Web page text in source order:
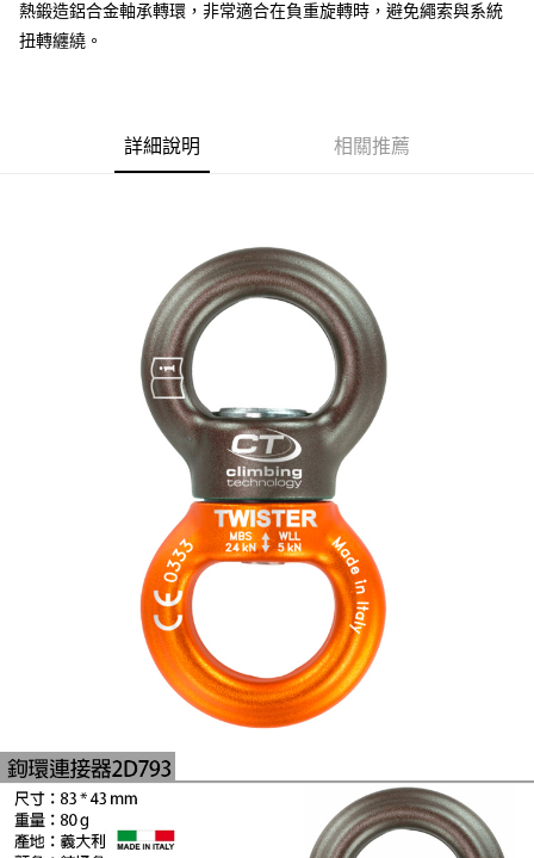
大哥付你分期
相關說明
流程，驗證手機門號後，選擇欲分期的期數、繳款截止日，確認付款後即完
1.分期款項不併入電信帳單，「大哥付你分期」於每月結算日後寄送繳費提
2.透過簡訊連結打開帳單後，可選擇「超商條碼／台灣大直營門市／銀行轉
帳／街口支付／iPASS MONEY」等通路繳費。
1.本服務係由「台灣大哥大股份有限公司」（以下簡稱本公司）所提供，讓
用戶於交易時，得透過本服務購買商品或服務，並由商店將買賣／分期付款
買賣價金債權讓與本公司後，依約使用本公司帳單繳交帳款。
2.基於同意付款使用「大哥付你分期」之契約關係目的，商店將以您的個人
資料（包含姓名、電話或地址）提供予台灣大哥大進項蒐集、處理及利用，
由本公司與您本人進行分期帳單所需資料之確認、核對及更正。
3.完整用戶服務條款，請詳閱以下連結：https://oppay.tw/userRule
【關於「AFTEE先享後付」】
AFTEE先享後付是「在收到商品之後才付款」的支付方式。 讓您購物簡單
３．安心：先確認商品／服務後，再付款。
【「AFTEE先享後付」結帳流程】
１．於結帳方式選擇「AFTEE先享後付」後，將跳轉至「AFTEE先享後付」
結帳頁面，進行簡訊認證並確認金額後，即可完成結帳。
２．訂單成立數日內，您將收到繳費通知簡訊。
３．收到繳費通知簡訊後14天內，點擊此簡訊中的連結，可透過四大超商／
ATM／網路銀行／等多元方式進行付款，方視為交易完成。
※ 請注意：結帳手續完成當下不需立刻繳費，但若您需要取消訂單，請聯絡
購買商品的店家。未經商家同意取消之訂單仍視為有效，需透過AFTEE先享
※ 交易是否成功請以「AFTEE先享後付 」之結帳頁面顯示為準，若有關於
是否繳費成功／繳費後需取消欲退款等相關疑問，請聯繫「AFTEE先享後付
https://netprotections.freshdesk.com/support/home
１．透過由恩沛科技股份有限公司提供之「AFTEE先享後付」服務完成之交
易，需依本服務之必要範圍內提供個人資料，並將交易相關給付款項請求債
權轉讓予恩沛科技股份有限公司。
２．關於個人資料處理事宜，請瀏覽以下網址：
https://aftee.tw/terms/#terms3
３．未成年的使用者請事先徵得法定代理人或監護人之同意方可使用
「AFTEE先享後付」，若未經同意申辦者引起之損失，本公司不負相關責
４．使用「AFTEE先享後付」時，將依據個別帳號之用戶狀況，依本公司即
時審查核予不同之上限額度；若仍有額度不足之情形，本公司將視審查結果
請求用戶進行身份認證。
５．嚴禁一人註冊多個帳號或使用他人資訊註冊。若發現惡意使用之情形，
恩沛科技股份有限公司將有權停止該用戶之使用額度並採取法律行動。
每筆NT$60，滿NT$499(含以上)免運費
每筆NT$60，滿NT$799(含以上)免運費
每筆NT$100，滿NT$799(含以上)免運費
每筆NT$130，滿NT$3,000(含以上)免運費
熱鍛造鋁合金軸承轉環，非常適合在負重旋轉時，避免繩索與系統
扭轉纏繞。
詳細說明 相關推薦